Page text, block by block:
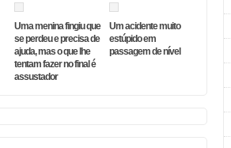
Uma menina fingiu que
se perdeu e precisa de
ajuda, mas o que lhe
tentam fazer no final é
assustador
Um acidente muito
estúpido em
passagem de nível